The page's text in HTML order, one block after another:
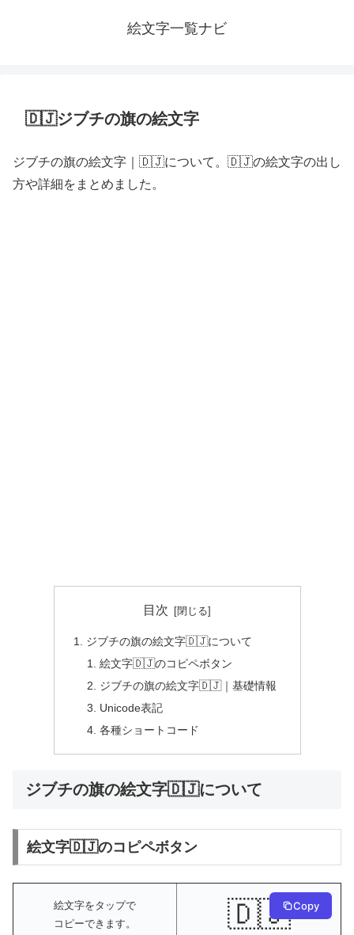
絵文字一覧ナビ
🇩🇯ジブチの旗の絵文字
ジブチの旗の絵文字｜🇩🇯について。🇩🇯の絵文字の出し
方や詳細をまとめました。
目次
ジブチの旗の絵文字🇩🇯について
絵文字🇩🇯のコピペボタン
ジブチの旗の絵文字🇩🇯｜基礎情報
Unicode表記
各種ショートコード
ジブチの旗の絵文字🇩🇯について
絵文字🇩🇯のコピペボタン
絵文字をタップで
コピーできます。
🇩🇯 Copy